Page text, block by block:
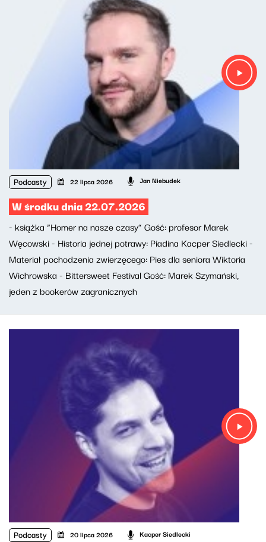
Podcasty 22 lipca 2026 Jan Niebudek
W środku dnia 22.07.2026
- książka “Homer na nasze czasy” Gość: profesor Marek
Węcowski - Historia jednej potrawy: Piadina Kacper Siedlecki -
Materiał pochodzenia zwierzęcego: Pies dla seniora Wiktoria
Wichrowska - Bittersweet Festival Gość: Marek Szymański,
jeden z bookerów zagranicznych
Podcasty 20 lipca 2026 Kacper Siedlecki